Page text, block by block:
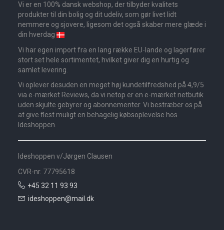
Vi er en 100% dansk webshop, der tilbyder kvalitets
produkter til din bolig og dit udeliv, som gør livet lidt
nemmere og sjovere, ligesom det også skaber mere glæde i
din hverdag
Vi har egen import fra en lang række EU-lande og lagerfører
stort set hele sortimentet, hvilket giver dig en hurtig og
samlet levering.
Vi oplever desuden en meget høj kundetilfredshed på 4,9/5
via e-mærket Reviews, da vi netop er en e-mærket netbutik
uden skjulte gebyrer og abonnementer. Vi bestræber os på
at give flest muligt en behagelig købsoplevelse hos
Ideshoppen.
Ideshoppen v/Jørgen Clausen
CVR-nr. 77795618
+45 32 11 93 93
ideshoppen@mail.dk